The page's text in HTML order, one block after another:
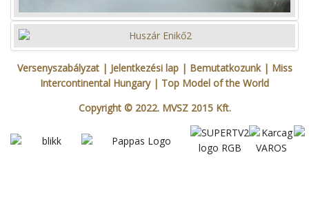
Versenyszabályzat| Jelentkezési lap | Bemutatkozunk| Miss
Intercontinental Hungary| Top Model of the World
Copyright © 2022. MVSZ 2015 Kft.